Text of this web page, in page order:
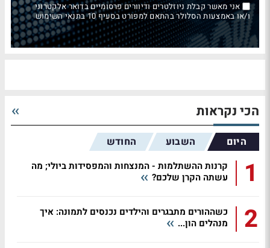
אני מאשר קבלת ניוזלטרים ודיוורים פרסומיים בדואר אלקטרוני
ו/או באמצעות הסלולר בהתאם למפורט בסעיף 10 בתנאי השימוש
הכי נקראות
היום השבוע החודש
1
קרנות ההשתלמות - המנצחות והמפסידות ביולי; מה
עשתה הקרן שלכם?
2
כשההורים מתבגרים והילדים נכנסים לתמונה: איך
מנהלים הון...